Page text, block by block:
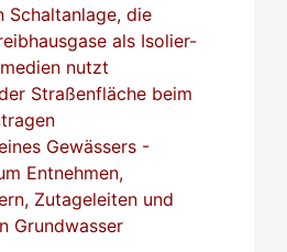
Schaltanlage, die
als Isolier-
nutzt
Straßenfläche beim
Gewässers -
Entnehmen,
Zutageleiten und
Grundwasser